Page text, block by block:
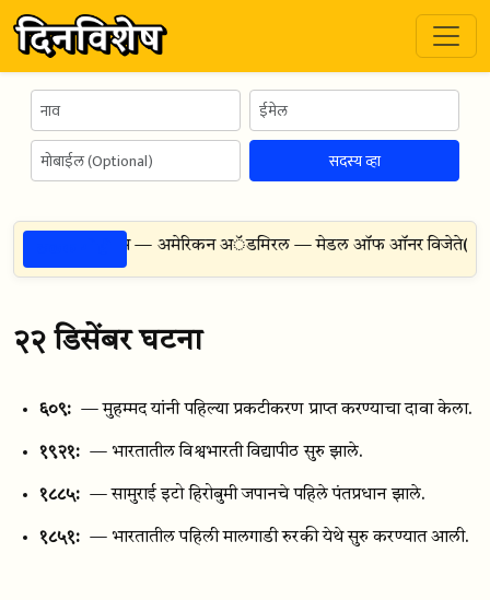
सदस्य व्हा
अॅश्टन जोन्स — अमेरिकन अॅडमिरल — मेडल ऑफ ऑनर विजेते
२२ डिसेंबर घटना
६०९: — मुहम्मद यांनी पहिल्या प्रकटीकरण प्राप्त करण्याचा दावा केला.
१९२१: — भारतातील विश्वभारती विद्यापीठ सुरु झाले.
१८८५: — सामुराई इटो हिरोबुमी जपानचे पहिले पंतप्रधान झाले.
१८५१: — भारतातील पहिली मालगाडी रुरकी येथे सुरु करण्यात आली.